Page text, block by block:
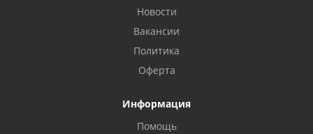
Новости
Вакансии
Политика
Оферта
Информация
Помощь